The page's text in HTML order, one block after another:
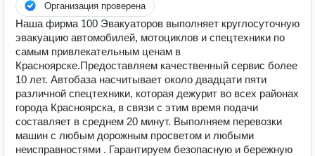
Организация проверена
Наша фирма 100 Эвакуаторов выполняет круглосуточную
эвакуацию автомобилей, мотоциклов и спецтехники по
самым привлекательным ценам в
Красноярске.Предоставляем качественный сервис более
10 лет. Автобаза насчитывает около двадцати пяти
различной спецтехники, которая дежурит во всех районах
города Красноярска, в связи с этим время подачи
составляет в среднем 20 минут. Выполняем перевозки
машин с любым дорожным просветом и любыми
неисправностями . Гарантируем безопасную и бережную